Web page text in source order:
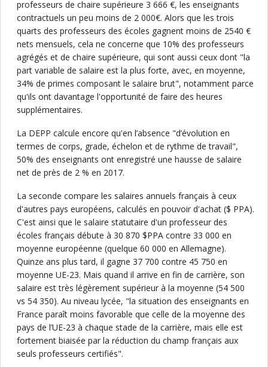
professeurs de chaire supérieure 3 666 €, les enseignants
contractuels un peu moins de 2 000€. Alors que les trois
quarts des professeurs des écoles gagnent moins de 2540 €
nets mensuels, cela ne concerne que 10% des professeurs
agrégés et de chaire supérieure, qui sont aussi ceux dont "la
part variable de salaire est la plus forte, avec, en moyenne,
34% de primes composant le salaire brut", notamment parce
qu'ils ont davantage l'opportunité de faire des heures
supplémentaires.
La DEPP calcule encore qu'en l’absence "d’évolution en
termes de corps, grade, échelon et de rythme de travail",
50% des enseignants ont enregistré une hausse de salaire
net de près de 2 % en 2017.
La seconde compare les salaires annuels français à ceux
d'autres pays européens, calculés en pouvoir d'achat ($ PPA).
C'est ainsi que le salaire statutaire d'un professeur des
écoles français débute à 30 870 $PPA contre 33 000 en
moyenne européenne (quelque 60 000 en Allemagne).
Quinze ans plus tard, il gagne 37 700 contre 45 750 en
moyenne UE-23. Mais quand il arrive en fin de carrière, son
salaire est très légèrement supérieur à la moyenne (54 500
vs 54 350). Au niveau lycée, "la situation des enseignants en
France paraît moins favorable que celle de la moyenne des
pays de l’UE-23 à chaque stade de la carrière, mais elle est
fortement biaisée par la réduction du champ français aux
seuls professeurs certifiés".